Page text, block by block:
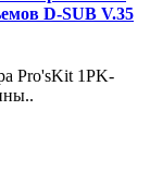
D-SUB V.35
Pro'sKit 1PK-